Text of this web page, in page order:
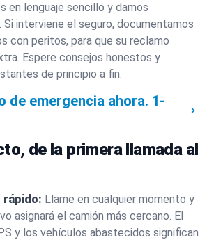
en lenguaje sencillo y damos
Si interviene el seguro, documentamos
con peritos, para que su reclamo
Espere consejos honestos y
de principio a fin.
de emergencia ahora. 1-
de la primera llamada al
rápido: Llame en cualquier momento y
asignará el camión más cercano. El
y los vehículos abastecidos significan